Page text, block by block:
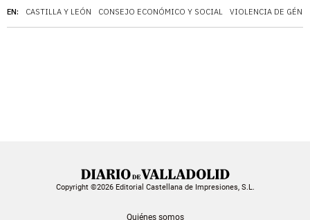
EN: CASTILLA Y LEÓN CONSEJO ECONÓMICO Y SOCIAL VIOLENCIA DE
Copyright ©2026 Editorial Castellana de Impresiones, S.L.
Quiénes somos